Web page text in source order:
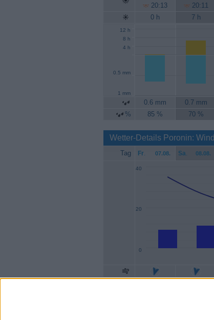
20:13
20:11
0 h
7 h
4 h
8 h
12 h
0.5 mm
1 mm
0.6 mm 0.7 mm
%
85 % 70 %
Wetter-Details Poronin: Wind
Tag Fr. 07.08. Sa. 08.08.
0
20
40